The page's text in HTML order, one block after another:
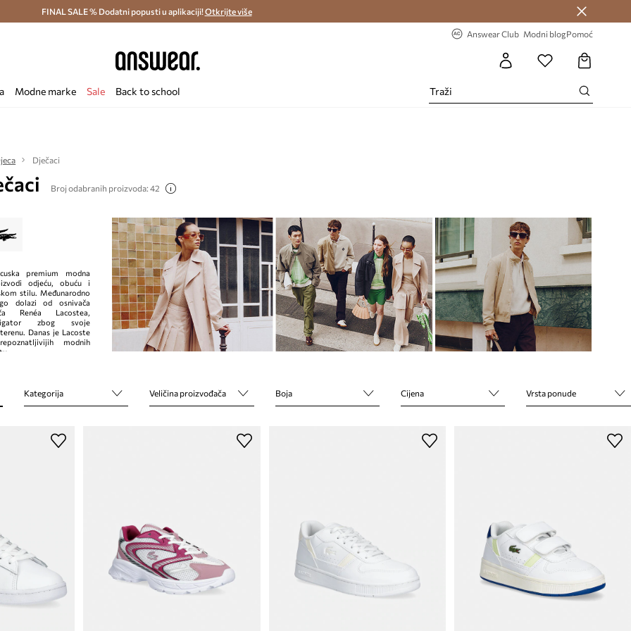
i povrat (od 70€) > Dostava u roku 48 sati >
FINAL SALE % Dodatni popusti u aplikaciji!Otkrijte više
Answear Club Modni blogPomoć
Modne marke Sale Back to school
Dječaci
Broj odabranih proizvoda: 42
premium modna
odjeću, obuću i
stilu. Međunarodno
dolazi od osnivača
Renéa Lacostea,
zbog svoje
Danas je Lacoste
modnih
Kategorija Veličina proizvođača Boja Cijena Vrsta ponude